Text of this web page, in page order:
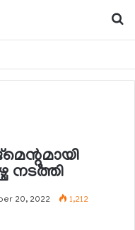
നടത്തി
20, 2022 1,212